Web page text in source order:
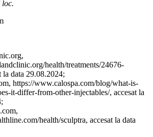
loc.
health/treatments/24676-
la data 29.08.2024;
https://www.calospa.com/blog/what-is-
it-differ-from-other-injectables/, accesat la
health/sculptra, accesat la data